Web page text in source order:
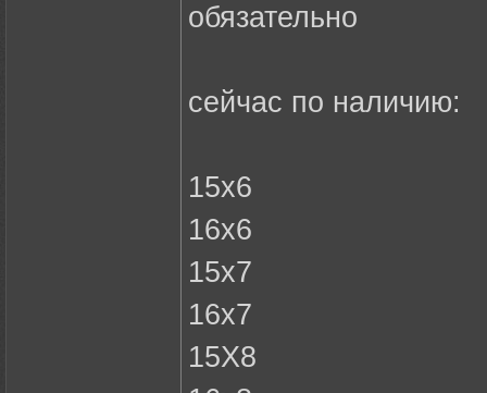
обязательно
сейчас по наличию:
15х6
16х6
15х7
16х7
15Х8